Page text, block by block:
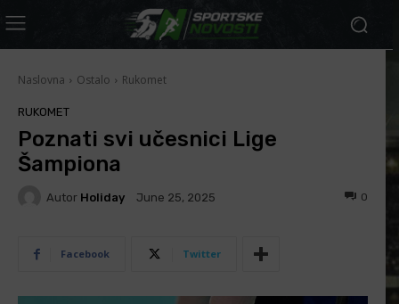
Naslovna Ostalo Rukomet
RUKOMET
Poznati svi učesnici Lige
Šampiona
Autor Holiday June 25, 2025 0
Facebook Twitter